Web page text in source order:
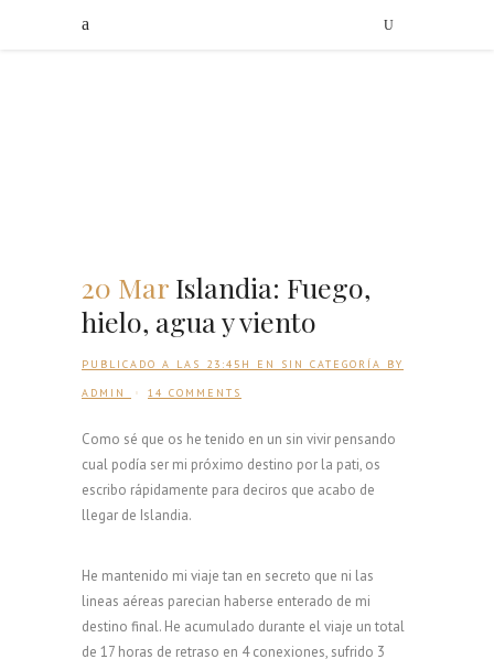
20 Mar Islandia: Fuego,
hielo, agua y viento
PUBLICADO A LAS 23:45H EN SIN CATEGORÍA
BY
ADMIN
14 COMMENTS
Como sé que os he tenido en un sin vivir pensando
cual podía ser mi próximo destino por la pati, os
escribo rápidamente para deciros que acabo de
llegar de Islandia.
He mantenido mi viaje tan en secreto que ni las
lineas aéreas parecian haberse enterado de mi
destino final. He acumulado durante el viaje un total
de 17 horas de retraso en 4 conexiones, sufrido 3